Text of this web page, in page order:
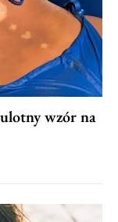
wzór na